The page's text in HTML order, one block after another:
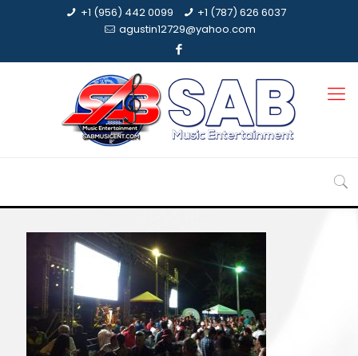
+1 (956) 442 0099
+1 (787) 626 6037
agustin12729@yahoo.com